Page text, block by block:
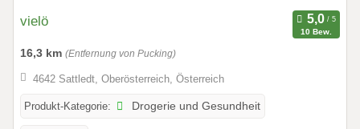
vielö
10 Bew.
16,3 km (Entfernung von Pucking)
4642 Sattledt, Oberösterreich, Österreich
Produkt-Kategorie: Drogerie und Gesundheit